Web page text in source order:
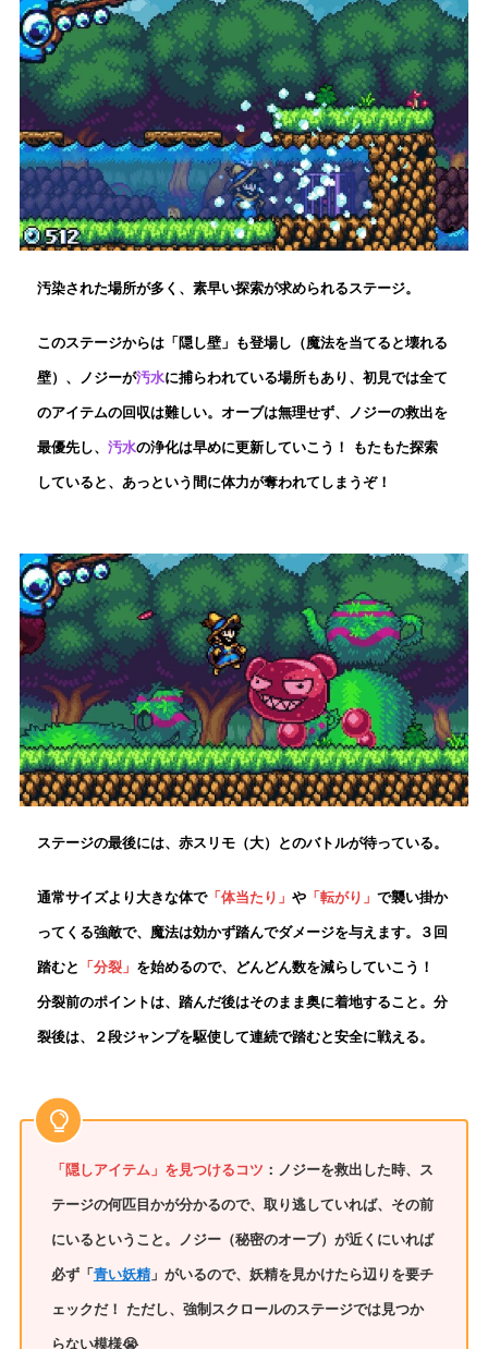
汚染された場所が多く、素早い探索が求められるステージ。
このステージからは「隠し壁」も登場し（魔法を当てると壊れる
壁）、ノジーが汚水に捕らわれている場所もあり、初見では全て
のアイテムの回収は難しい。オーブは無理せず、ノジーの救出を
最優先し、汚水の浄化は早めに更新していこう！ もたもた探索
していると、あっという間に体力が奪われてしまうぞ！
ステージの最後には、赤スリモ（大）とのバトルが待っている。
通常サイズより大きな体で「体当たり」や 「転がり」で襲い掛か
ってくる強敵で、魔法は効かず踏んでダメージを与えます。３回
踏むと 「分裂」 を始めるので、どんどん数を減らしていこう！
分裂前のポイントは、踏んだ後はそのまま奥に着地すること。分
裂後は、２段ジャンプを駆使して連続で踏むと安全に戦える。
「隠しアイテム」を見つけるコツ ：ノジーを救出した時、ス
テージの何匹目かが分かるので、取り逃していれば、その前
にいるということ。ノジー（秘密のオーブ）が近くにいれば
必ず「 青い妖精」がいるので、妖精を見かけたら辺りを要チ
ェックだ！ ただし、強制スクロールのステージでは見つか
らない模様😭